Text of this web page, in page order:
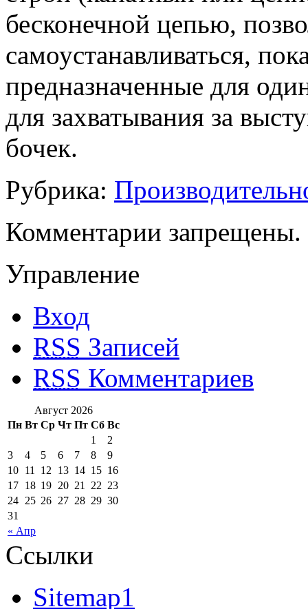
бесконечной цепью,
самоустанавливаться,
предназначенные для
для захватывания за
бочек.
Рубрика:
Комментарии запрещены.
Управление
Вход
RSS Записей
RSS Комментариев
Август 2026
Пн Вт Ср Чт Пт Сб Вс
« Апр
1
2
3
4 5 6 7 8
9
10 11 12 13 14 15 16
17 18 19 20 21 22 23
24 25 26 27 28 29 30
31
Ссылки
Sitemap1